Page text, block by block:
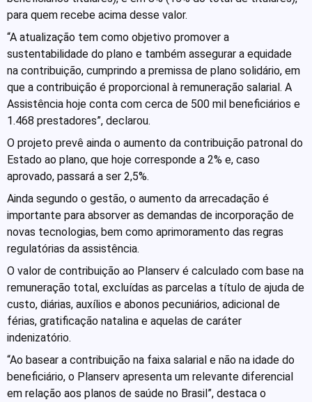
para quem recebe acima desse valor.
“A atualização tem como objetivo promover a
sustentabilidade do plano e também assegurar a equidade
na contribuição, cumprindo a premissa de plano solidário, em
que a contribuição é proporcional à remuneração salarial. A
Assistência hoje conta com cerca de 500 mil beneficiários e
1.468 prestadores”, declarou.
O projeto prevê ainda o aumento da contribuição patronal do
Estado ao plano, que hoje corresponde a 2% e, caso
aprovado, passará a ser 2,5%.
Ainda segundo o gestão, o aumento da arrecadação é
importante para absorver as demandas de incorporação de
novas tecnologias, bem como aprimoramento das regras
regulatórias da assistência.
O valor de contribuição ao Planserv é calculado com base na
remuneração total, excluídas as parcelas a título de ajuda de
custo, diárias, auxílios e abonos pecuniários, adicional de
férias, gratificação natalina e aquelas de caráter
indenizatório.
“Ao basear a contribuição na faixa salarial e não na idade do
beneficiário, o Planserv apresenta um relevante diferencial
em relação aos planos de saúde no Brasil”, destaca o